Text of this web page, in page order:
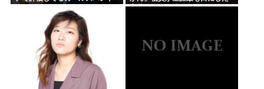
言葉を紹介 平和への思いをつづ